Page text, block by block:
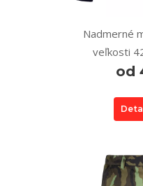
Nadmerné
veľkosti
od